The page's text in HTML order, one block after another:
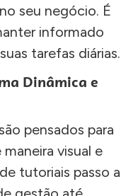
seu negócio. É
informado
tarefas diárias.
Dinâmica e
pensados para
visual e
tutoriais passo a